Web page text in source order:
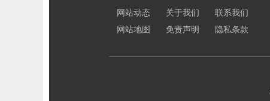
网站动态 关于我们
联系我们
网站地图
免责声明 隐私条款